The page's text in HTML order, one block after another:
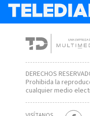
DERECHOS
Prohibida la
cualquier medio